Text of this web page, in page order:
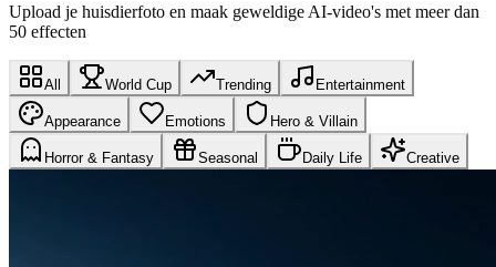
Upload je huisdierfoto en maak geweldige AI-video's met meer dan
50 effecten
All World Cup Trending Entertainment
Appearance Emotions Hero & Villain
Horror & Fantasy Seasonal Daily Life Creative